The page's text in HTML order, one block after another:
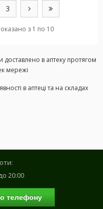
3
з 1 по 10
доставлено в аптеку протягом
мережі
в аптеці та на складах
20:00
телефону